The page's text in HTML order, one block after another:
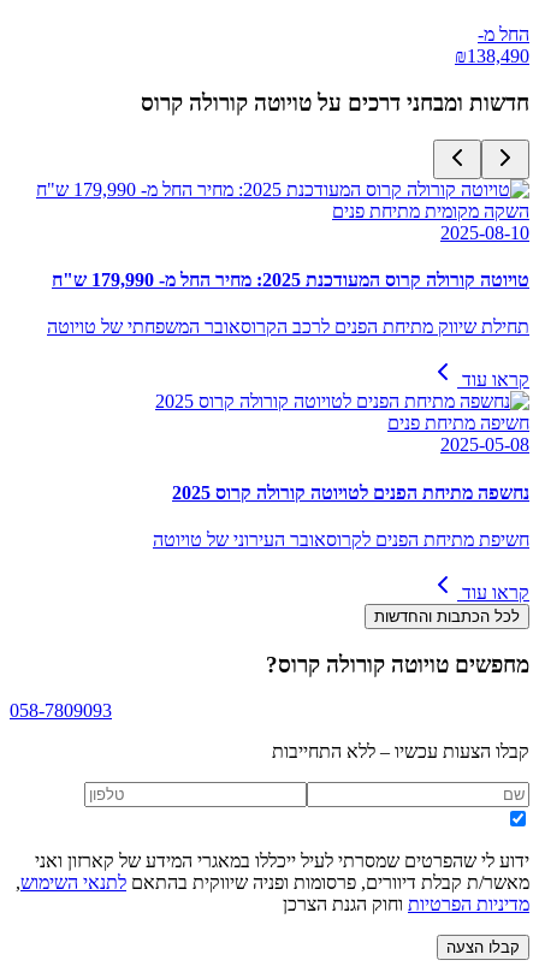
החל מ-
₪138,490
חדשות ומבחני דרכים על טויוטה קורולה קרוס
השקה מקומית מתיחת פנים
2025-08-10
טויוטה קורולה קרוס המעודכנת 2025: מחיר החל מ- 179,990 ש"ח
תחילת שיווק מתיחת הפנים לרכב הקרוסאובר המשפחתי של טויוטה
קראו עוד
חשיפה מתיחת פנים
2025-05-08
נחשפה מתיחת הפנים לטויוטה קורולה קרוס 2025
חשיפת מתיחת הפנים לקרוסאובר העירוני של טויוטה
קראו עוד
לכל הכתבות והחדשות
מחפשים טויוטה קורולה קרוס?
058-7809093
קבלו הצעות עכשיו – ללא התחייבות
ידוע לי שהפרטים שמסרתי לעיל ייכללו במאגרי המידע של קארזון ואני
מאשר/ת קבלת דיוורים, פרסומות ופניה שיווקית בהתאם לתנאי השימוש,
מדיניות הפרטיות וחוק הגנת הצרכן
קבלו הצעה